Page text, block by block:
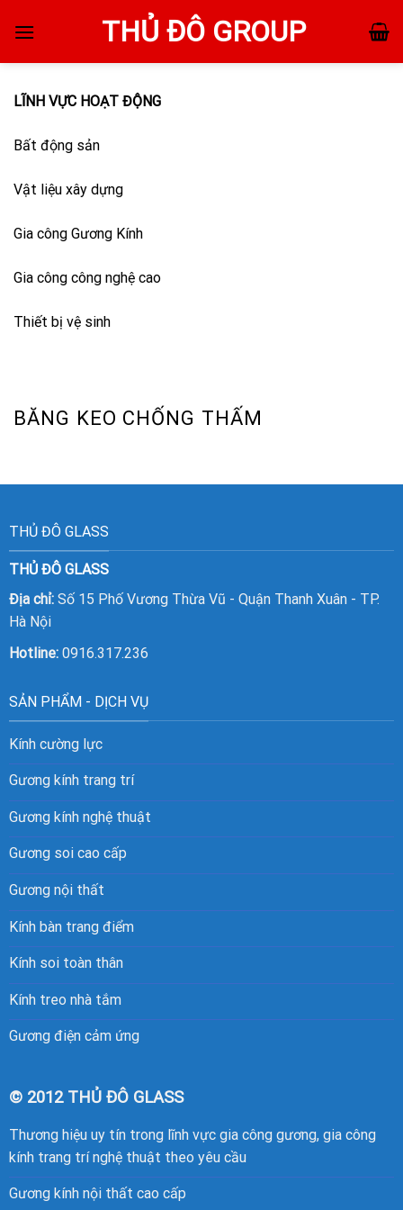
THỦ ĐÔ GROUP
BĂNG KEO CHỐNG THẤM
LĨNH VỰC HOẠT ĐỘNG
Bất động sản
Vật liệu xây dựng
Gia công Gương Kính
Gia công công nghệ cao
Thiết bị vệ sinh
THỦ ĐÔ GLASS
THỦ ĐÔ GLASS
Địa chỉ:Số 15 Phố Vương Thừa Vũ - Quận Thanh Xuân - TP.
Hà Nội
Hotline: 0916.317.236
SẢN PHẨM - DỊCH VỤ
Kính cường lực
Gương kính trang trí
Gương kính nghệ thuật
Gương soi cao cấp
Gương nội thất
Kính bàn trang điểm
Kính soi toàn thân
Kính treo nhà tắm
Gương điện cảm ứng
© 2012 THỦ ĐÔ GLASS
Thương hiệu uy tín trong lĩnh vực gia công gương, gia công
kính trang trí nghệ thuật theo yêu cầu
Gương kính nội thất cao cấp